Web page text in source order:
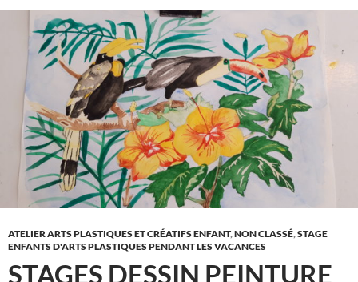
ATELIER ARTS PLASTIQUES ET CRÉATIFS ENFANT,NON CLASSÉ,STAGE
ENFANTS D'ARTS PLASTIQUES PENDANT LES VACANCES
STAGES DESSIN PEINTURE